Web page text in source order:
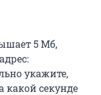
5 Мб,
укажите,
какой секунде